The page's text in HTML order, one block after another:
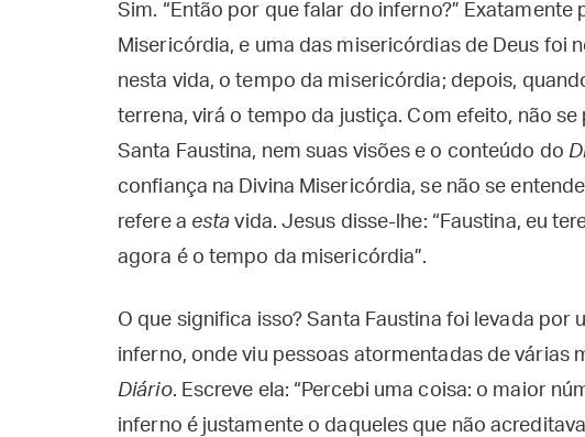
Sim. “Então por que falar do inferno?” Exatamente
Misericórdia, e uma das misericórdias de Deus foi
nesta vida, o tempo da misericórdia; depois,
terrena, virá o tempo da justiça. Com efeito, não
Santa Faustina, nem suas visões e o conteúdo do
confiança na Divina Misericórdia, se não se
refere a esta vida. Jesus disse-lhe: “Faustina, eu
agora é o tempo da misericórdia”.
O que significa isso? Santa Faustina foi levada por
inferno, onde viu pessoas atormentadas de várias
Diário. Escreve ela: “Percebi uma coisa: o maior
inferno é justamente o daqueles que não